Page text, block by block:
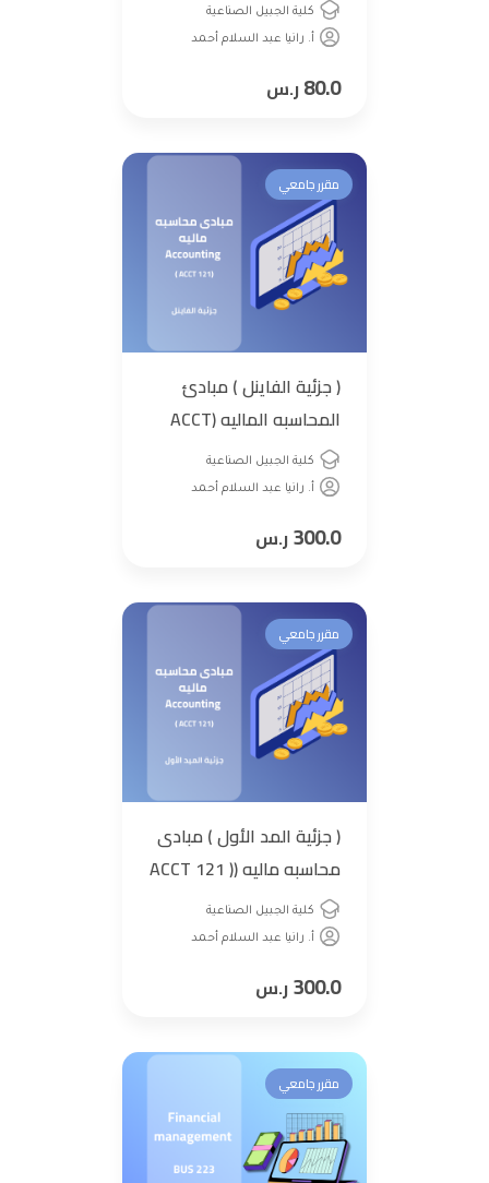
كلية الجبيل الصناعية
أ. رانيا عبد السلام أحمد
80.0ر.س
مقرر جامعي
( جزئية الفاينل ) مبادئ
المحاسبه الماليه (ACCT
121 ) Accounting l
كلية الجبيل الصناعية
أ. رانيا عبد السلام أحمد
300.0ر.س
مقرر جامعي
( جزئية المد الأول ) مبادى
محاسبه ماليه (ACCT 121 )
Accounting l
كلية الجبيل الصناعية
أ. رانيا عبد السلام أحمد
300.0ر.س
مقرر جامعي